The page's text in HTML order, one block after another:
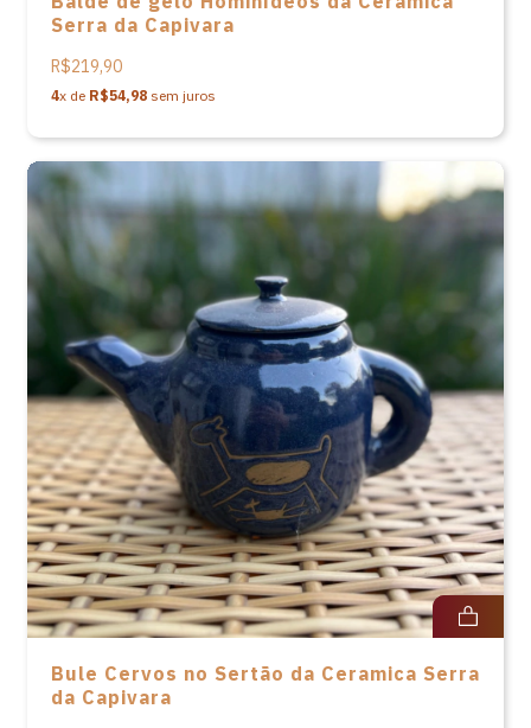
Serra da Capivara
R$219,90
4x de R$54,98 sem juros
Bule Cervos no Sertão da Ceramica Serra
da Capivara